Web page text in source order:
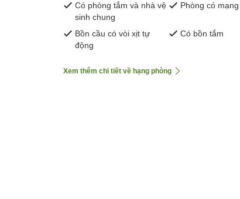
Có phòng tắm và nhà vệ
sinh chung
Phòng có
Bồn cầu có vòi xịt tự
động
Có bồn tắm
Xem thêm chi tiết về hạng phòng